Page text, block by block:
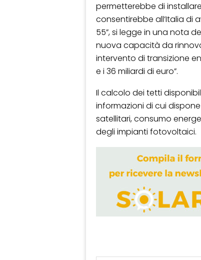
permetterebbe di
consentirebbe all’Italia di
55”, si legge in una nota
nuova capacità da
intervento di transizione
e i 36 miliardi di euro”.
Il calcolo dei tetti
informazioni di cui
satellitari, consumo
degli impianti fotovoltaici.